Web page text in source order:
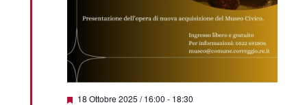
Segnalati
18 Ottobre 2025 / 16:00 - 18:30